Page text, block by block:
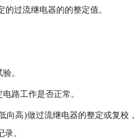
过流继电器的的整定值。
。
路工作是否正常。
向高)做过流继电器的整定或复校，
。